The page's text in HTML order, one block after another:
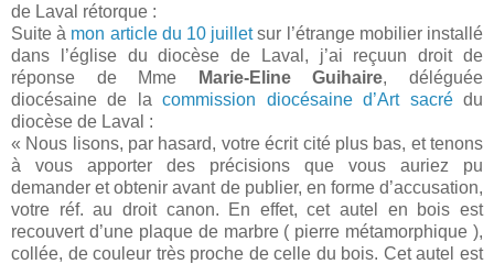
de Laval rétorque :
Suite à mon article du 10 juilletsur l’étrange mobilier installé
dans l’église du diocèse de Laval, j’ai reçuun droit de
réponse de Mme Marie-Eline Guihaire, déléguée
diocésaine de lacommission diocésaine d’Art sacrédu
diocèse de Laval :
« Nous lisons, par hasard, votre écrit cité plus bas, et tenons
à vous apporter des précisions que vous auriez pu
demander et obtenir avant de publier, en forme d’accusation,
votre réf. au droit canon. En effet, cet autel en bois est
recouvert d’une plaque de marbre ( pierre métamorphique ),
collée, de couleur très proche de celle du bois. Cet autel est